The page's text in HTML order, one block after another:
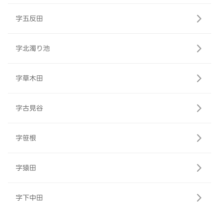
字五反田
字北濁り池
字草木田
字古見谷
字笹根
字猿田
字下中田